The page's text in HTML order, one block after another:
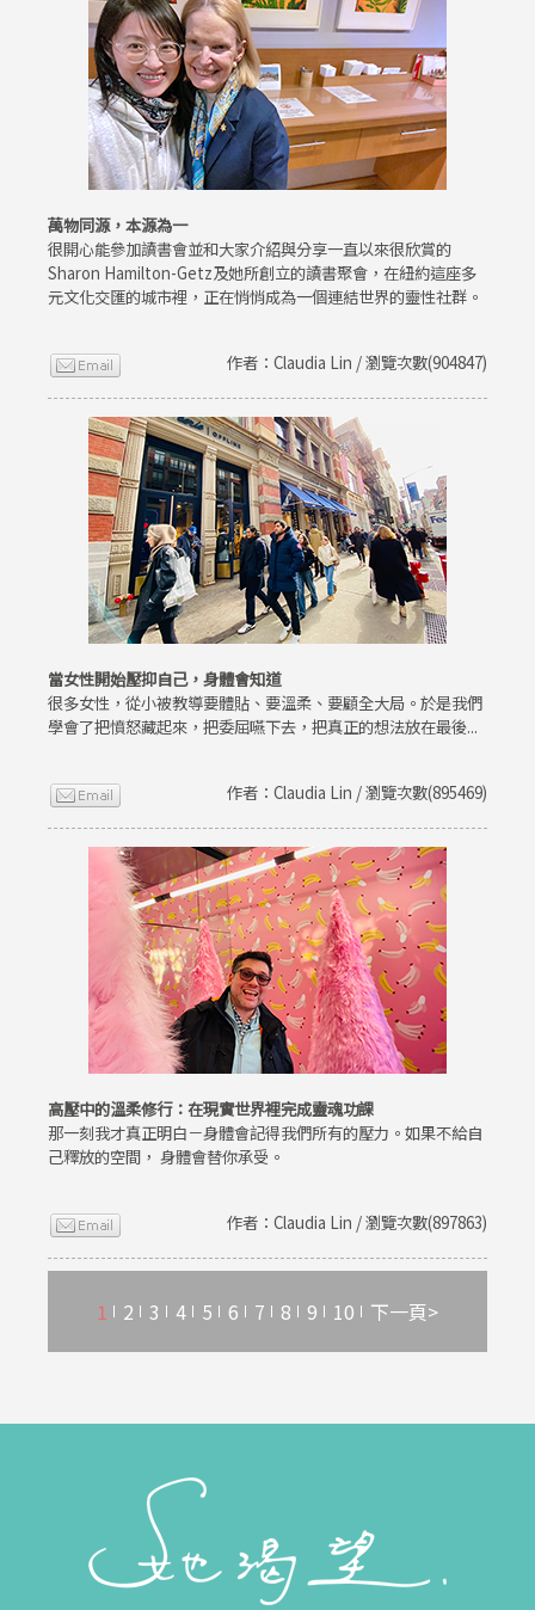
萬物同源，本源為一
很開心能參加讀書會並和大家介紹與分享一直以來很欣賞的
Sharon Hamilton-Getz及她所創立的讀書聚會，在紐約這座多
元文化交匯的城市裡，正在悄悄成為一個連結世界的靈性社群。
作者：Claudia Lin / 瀏覽次數(904847)
當女性開始壓抑自己，身體會知道
很多女性，從小被教導要體貼、要溫柔、要顧全大局。於是我們
學會了把憤怒藏起來，把委屈嚥下去，把真正的想法放在最後...
作者：Claudia Lin / 瀏覽次數(895469)
高壓中的溫柔修行：在現實世界裡完成靈魂功課
那一刻我才真正明白－身體會記得我們所有的壓力。如果不給自
己釋放的空間， 身體會替你承受。
作者：Claudia Lin / 瀏覽次數(897863)
1 2 3 4 5 6 7 8 9 10 下一頁>